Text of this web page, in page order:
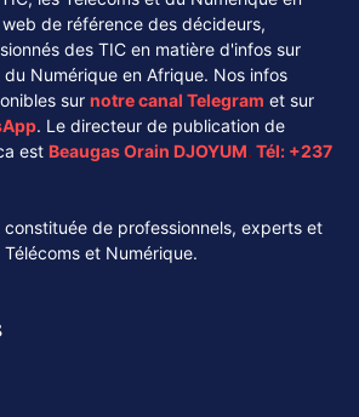
de référence des décideurs,
des TIC en matière d'infos sur
du Numérique en Afrique. Nos infos
sur notre canal Telegram et sur
. Le directeur de publication de
est Beaugas Orain DJOYUM. Tél: +237
constituée de professionnels, experts et
et Numérique.